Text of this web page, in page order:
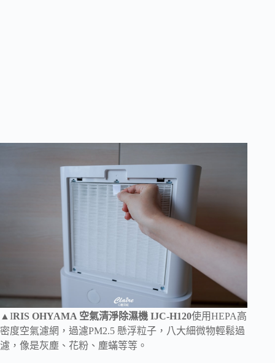
▲IRIS OHYAMA 空氣清淨除濕機 IJC-H120使用HEPA高
密度空氣濾網，過濾PM2.5 懸浮粒子，八大細微物輕鬆過
濾，像是灰塵、花粉、塵蟎等等。